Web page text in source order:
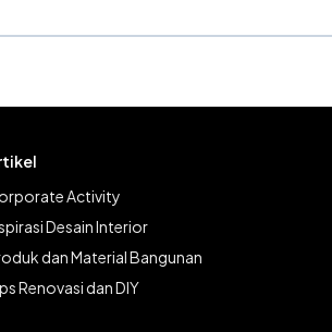
Activity
Desain Interior
dan Material Bangunan
Renovasi dan DIY